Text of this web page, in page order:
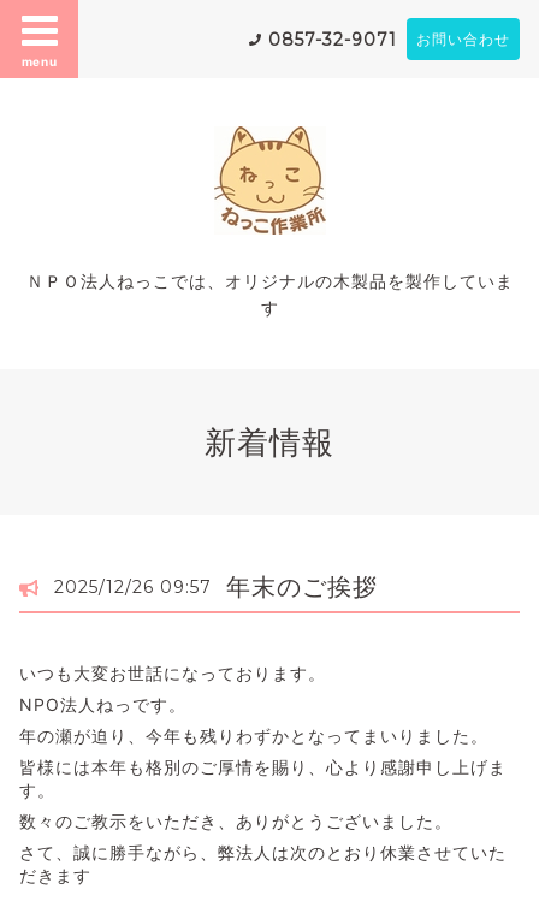
menu
0857-32-9071 お問い合わせ
ＮＰＯ法人ねっこでは、オリジナルの木製品を製作していま
す
新着情報
2025/12/26 09:57 年末のご挨拶
いつも大変お世話になっております。
NPO法人ねっです。
年の瀬が迫り、今年も残りわずかとなってまいりました。
皆様には本年も格別のご厚情を賜り、心より感謝申し上げま
す。
数々のご教示をいただき、ありがとうございました。
さて、誠に勝手ながら、弊法人は次のとおり休業させていた
だきます